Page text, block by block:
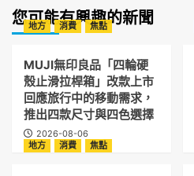
您可能有興趣的新聞
地方 消費 焦點
MUJI無印良品「四輪硬
殼止滑拉桿箱」改款上市
回應旅行中的移動需求，
推出四款尺寸與四色選擇
2026-08-06
地方
消費 焦點